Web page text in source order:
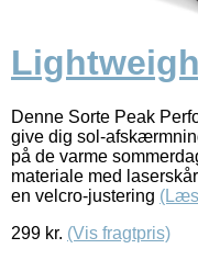
Denne Sorte Peak
give dig sol-
på de varme
materiale med
en velcro-justering
299 kr. (Vis fragtpris)